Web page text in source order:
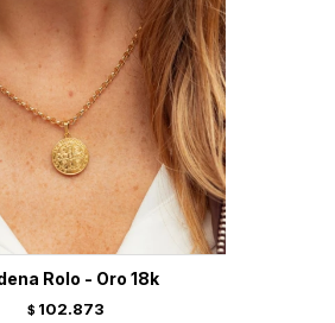
Rolo - Oro 18k
$ 102.873